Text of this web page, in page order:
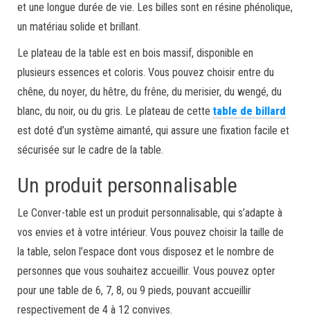
et une longue durée de vie. Les billes sont en résine phénolique,
un matériau solide et brillant.
Le plateau de la table est en bois massif, disponible en
plusieurs essences et coloris. Vous pouvez choisir entre du
chêne, du noyer, du hêtre, du frêne, du merisier, du wengé, du
blanc, du noir, ou du gris. Le plateau de cette table de billard
est doté d’un système aimanté, qui assure une fixation facile et
sécurisée sur le cadre de la table.
Un produit personnalisable
Le Conver-table est un produit personnalisable, qui s’adapte à
vos envies et à votre intérieur. Vous pouvez choisir la taille de
la table, selon l’espace dont vous disposez et le nombre de
personnes que vous souhaitez accueillir. Vous pouvez opter
pour une table de 6, 7, 8, ou 9 pieds, pouvant accueillir
respectivement de 4 à 12 convives.